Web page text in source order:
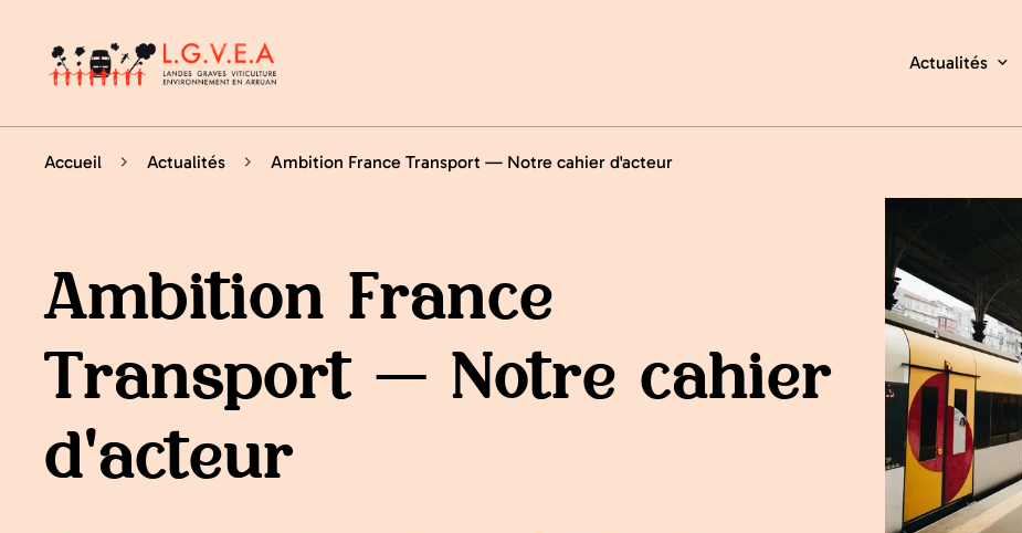
Actualités
Accueil Actualités Ambition France Transport — Notre cahier d'acteur
Ambition France
Transport — Notre cahier
d'acteur